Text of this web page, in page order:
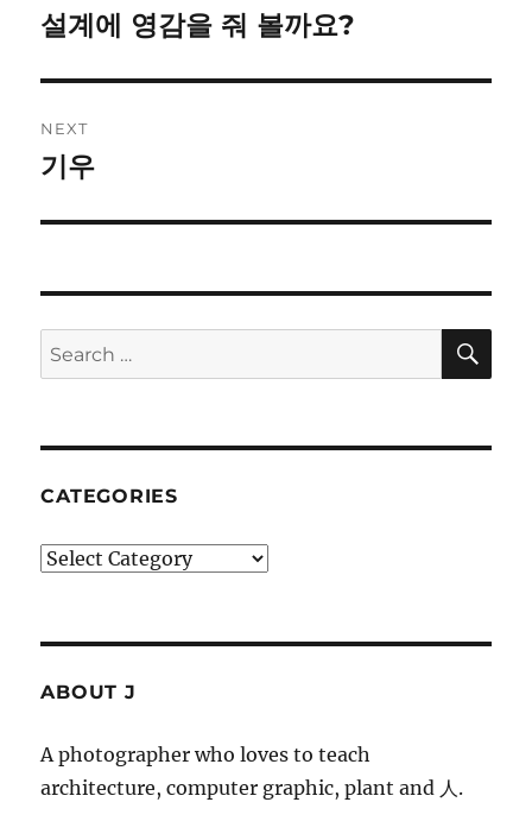
navigation
Previous
설계에 영감을 줘 볼까요?
NEXT
Next
기우
Search
for:
CATEGORIES
Categories
ABOUT J
A photographer who loves to teach
architecture, computer graphic, plant and 人.